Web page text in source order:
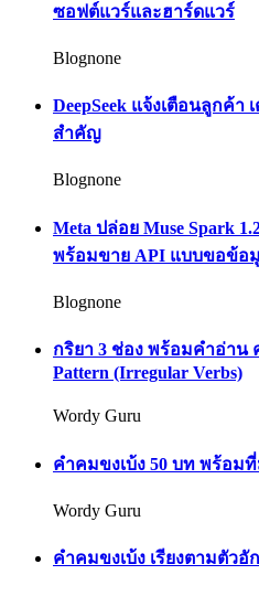
ซอฟต์แวร์และฮาร์ดแวร์
Blognone
DeepSeek แจ้งเตือนลูกค้
สำคัญ
Blognone
Meta ปล่อย Muse Spark
พร้อมขาย API แบบขอข้อมู
Blognone
กริยา 3 ช่อง พร้อมคำอ่าน
Pattern (Irregular Verbs)
Wordy Guru
คำคมขงเบ้ง 50 บท พร้อม
Wordy Guru
คำคมขงเบ้ง เรียงตามตัว